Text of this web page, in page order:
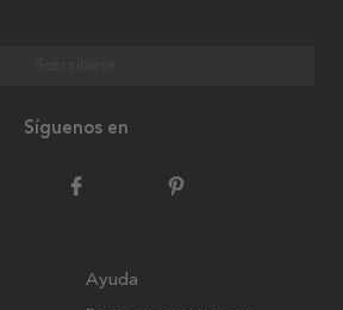
Síguenos en
Ayuda